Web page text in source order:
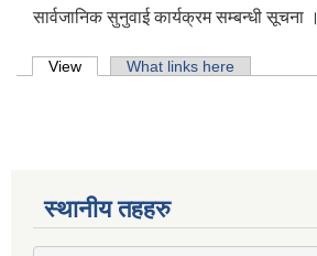
सार्वजानिक सुनुवाई कार्यक्रम सम्बन्धी सूचना ।
Primary tabs
View (active tab)What links here
स्थानीय तहहरु